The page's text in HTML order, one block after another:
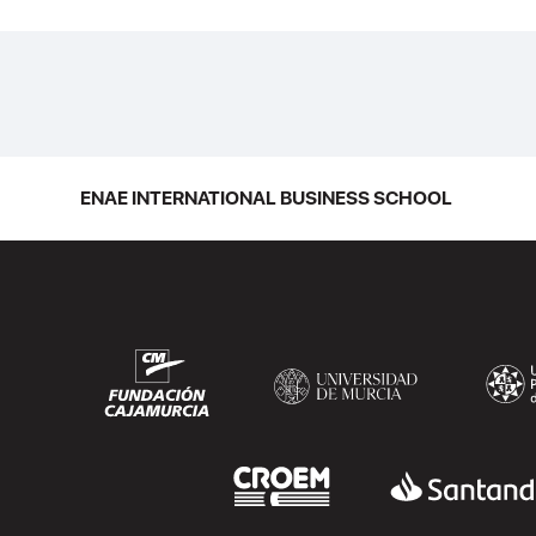
ENAE INTERNATIONAL BUSINESS SCHOOL